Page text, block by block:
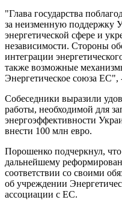
"Глава государства
за неизменную поддержку
энергетической сфере и
независимости. Стороны
интеграции
также возможные
Энергетическое союза ЕС",
Собеседники выразили
работы, необходимой для
энергоэффективности
внести 100 млн евро.
Порошенко подчеркнул,
дальнейшему
соответствии со своими
об учреждении
ассоциации с ЕС.